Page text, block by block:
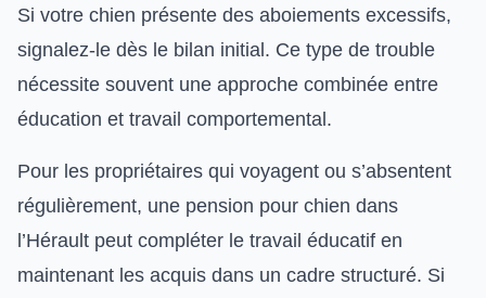
Si votre chien présente des aboiements excessifs,
signalez-le dès le bilan initial. Ce type de trouble
nécessite souvent une approche combinée entre
éducation et travail comportemental.
Pour les propriétaires qui voyagent ou s’absentent
régulièrement, une pension pour chien dans
l’Hérault peut compléter le travail éducatif en
maintenant les acquis dans un cadre structuré. Si